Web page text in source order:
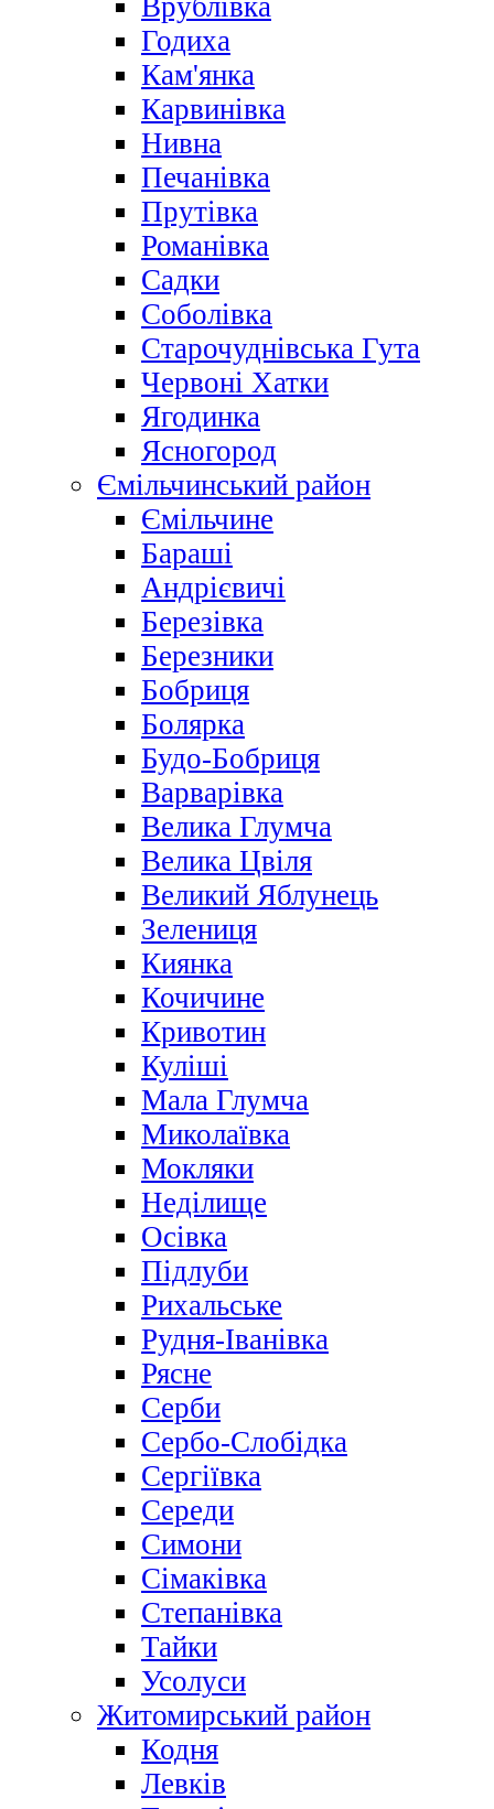
Врублівка
Годиха
Кам'янка
Карвинівка
Нивна
Печанівка
Прутівка
Романівка
Садки
Соболівка
Старочуднівська Гута
Червоні Хатки
Ягодинка
Ясногород
Ємільчинський район
Ємільчине
Бараші
Андрієвичі
Березівка
Березники
Бобриця
Болярка
Будо-Бобриця
Варварівка
Велика Глумча
Велика Цвіля
Великий Яблунець
Зелениця
Киянка
Кочичине
Кривотин
Куліші
Мала Глумча
Миколаївка
Мокляки
Неділище
Осівка
Підлуби
Рихальське
Рудня-Іванівка
Рясне
Серби
Сербо-Слобідка
Сергіївка
Середи
Симони
Сімаківка
Степанівка
Тайки
Усолуси
Житомирський район
Кодня
Левків